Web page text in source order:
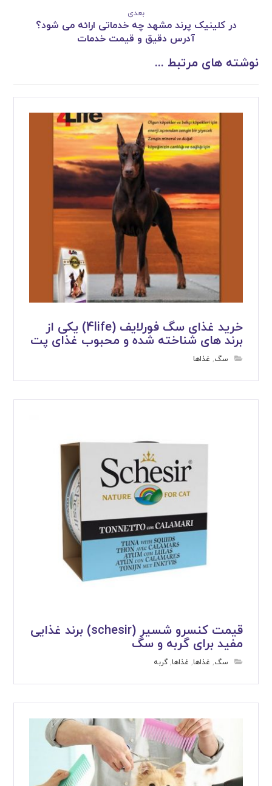
بعدی
در کلینیک پرند مشهد چه خدماتی ارائه می شود؟
آدرس دقیق و قیمت خدمات
نوشته های مرتبط ...
خرید غذای سگ فورلایف (4life) یکی از
برند های شناخته شده و محبوب غذای پت
سگ, غذاها
قیمت کنسرو شسیر (schesir) برند غذایی
مفید برای گربه و سگ
سگ, غذاها, غذاها,گربه